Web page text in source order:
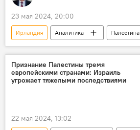
23 мая 2024, 20:00
Ирландия Аналитика
Палестина
ООН
Членство
Признание
Ближний Восток
Запад
Признание Палестины тремя
европейскими странами: Израиль
угрожает тяжелыми последствиями
22 мая 2024, 13:02